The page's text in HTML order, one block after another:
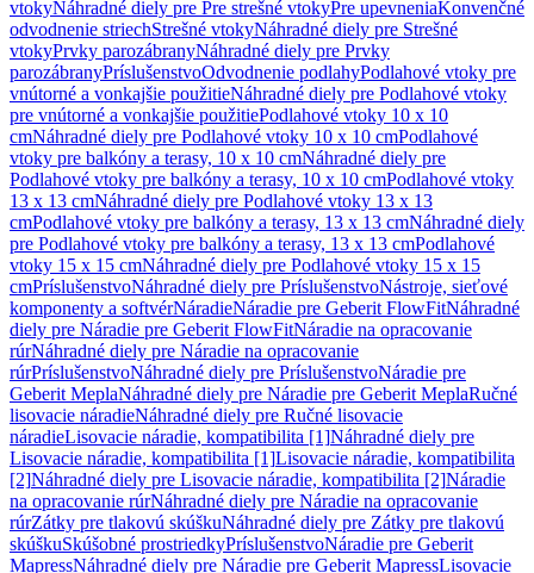
vtokyNáhradné diely pre Pre strešné vtokyPre upevneniaKonvenčné
odvodnenie striechStrešné vtokyNáhradné diely pre Strešné
vtokyPrvky parozábranyNáhradné diely pre Prvky
parozábranyPríslušenstvoOdvodnenie podlahyPodlahové vtoky pre
vnútorné a vonkajšie použitieNáhradné diely pre Podlahové vtoky
pre vnútorné a vonkajšie použitiePodlahové vtoky 10 x 10
cmNáhradné diely pre Podlahové vtoky 10 x 10 cmPodlahové
vtoky pre balkóny a terasy, 10 x 10 cmNáhradné diely pre
Podlahové vtoky pre balkóny a terasy, 10 x 10 cmPodlahové vtoky
13 x 13 cmNáhradné diely pre Podlahové vtoky 13 x 13
cmPodlahové vtoky pre balkóny a terasy, 13 x 13 cmNáhradné diely
pre Podlahové vtoky pre balkóny a terasy, 13 x 13 cmPodlahové
vtoky 15 x 15 cmNáhradné diely pre Podlahové vtoky 15 x 15
cmPríslušenstvoNáhradné diely pre PríslušenstvoNástroje, sieťové
komponenty a softvérNáradieNáradie pre Geberit FlowFitNáhradné
diely pre Náradie pre Geberit FlowFitNáradie na opracovanie
rúrNáhradné diely pre Náradie na opracovanie
rúrPríslušenstvoNáhradné diely pre PríslušenstvoNáradie pre
Geberit MeplaNáhradné diely pre Náradie pre Geberit MeplaRučné
lisovacie náradieNáhradné diely pre Ručné lisovacie
náradieLisovacie náradie, kompatibilita [1]Náhradné diely pre
Lisovacie náradie, kompatibilita [1]Lisovacie náradie, kompatibilita
[2]Náhradné diely pre Lisovacie náradie, kompatibilita [2]Náradie
na opracovanie rúrNáhradné diely pre Náradie na opracovanie
rúrZátky pre tlakovú skúškuNáhradné diely pre Zátky pre tlakovú
skúškuSkúšobné prostriedkyPríslušenstvoNáradie pre Geberit
MapressNáhradné diely pre Náradie pre Geberit MapressLisovacie